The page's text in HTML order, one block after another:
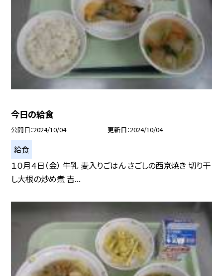
今日の給食
公開日 2024/10/04 更新日 2024/10/04
給食
１０月４日（金） 牛乳 麦入りごはん さごしの西京焼き 切り干
し大根の炒め煮 吉...